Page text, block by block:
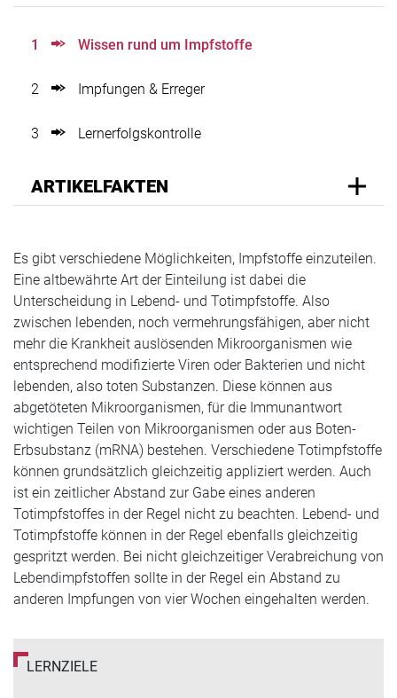
1 Wissen rund um Impfstoffe
2 Impfungen & Erreger
3 Lernerfolgskontrolle
ARTIKELFAKTEN
Es gibt verschiedene Möglichkeiten, Impfstoffe einzuteilen.
Eine altbewährte Art der Einteilung ist dabei die
Unterscheidung in Lebend- und Totimpfstoffe. Also
zwischen lebenden, noch vermehrungsfähigen, aber nicht
mehr die Krankheit auslösenden Mikroorganismen wie
entsprechend modifizierte Viren oder Bakterien und nicht
lebenden, also toten Substanzen. Diese können aus
abgetöteten Mikroorganismen, für die Immunantwort
wichtigen Teilen von Mikroorganismen oder aus Boten-
Erbsubstanz (mRNA) bestehen. Verschiedene Totimpfstoffe
können grundsätzlich gleichzeitig appliziert werden. Auch
ist ein zeitlicher Abstand zur Gabe eines anderen
Totimpfstoffes in der Regel nicht zu beachten. Lebend- und
Totimpfstoffe können in der Regel ebenfalls gleichzeitig
gespritzt werden. Bei nicht gleichzeitiger Verabreichung von
Lebendimpfstoffen sollte in der Regel ein Abstand zu
anderen Impfungen von vier Wochen eingehalten werden.
LERNZIELE